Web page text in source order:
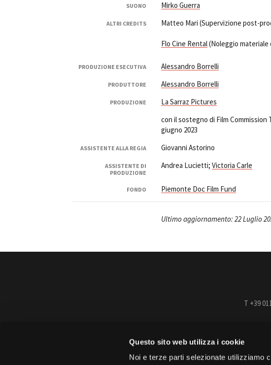
Questo sito web utilizza i cookie
Noi e terze parti selezionate utilizziamo
SUONO Mirko Guerra
ALTRI CREDITS Matteo Mari (Supervizione post-
Flo Cine Rental(Noleggio
PRODUZIONE ESECUTIVA Alessandro Borrelli
PRODUTTORE Alessandro Borrelli
PRODUZIONE
La Sarraz Pictures
con il sostegno di Film Commission
giugno 2023
ASSISTENTE ALLA REGIA Giovanni Astorino
ASSISTENTE DI
PRODUZIONE
Andrea Lucietti; Victoria Carle
FONDO Piemonte Doc Film Fund
Ultimo aggiornamento: 22 Luglio
T +39
FacebookInstagram